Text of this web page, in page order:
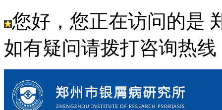
您好，您正在访问的是
如有疑问请拨打咨询热线